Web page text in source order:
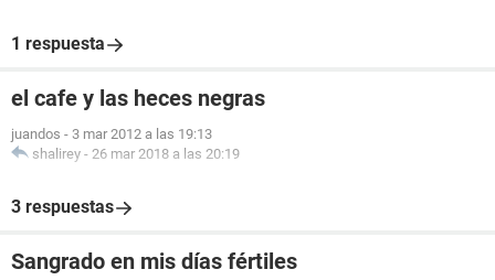
1 respuesta
el cafe y las heces negras
juandos - 3 mar 2012 a las 19:13
shalirey - 26 mar 2018 a las 20:19
3 respuestas
Sangrado en mis días fértiles